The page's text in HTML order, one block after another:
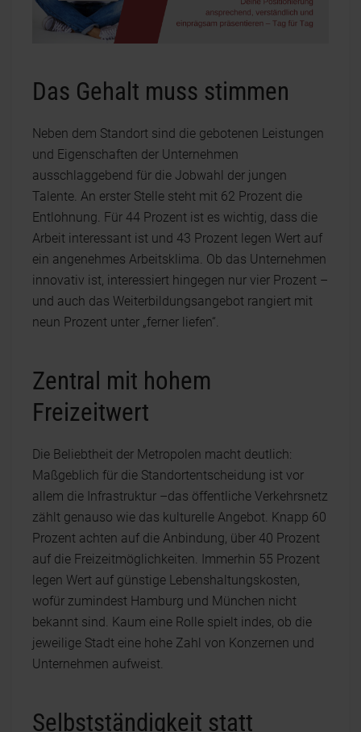
Das Gehalt muss stimmen
Neben dem Standort sind die gebotenen Leistungen
und Eigenschaften der Unternehmen
ausschlaggebend für die Jobwahl der jungen
Talente. An erster Stelle steht mit 62 Prozent die
Entlohnung. Für 44 Prozent ist es wichtig, dass die
Arbeit interessant ist und 43 Prozent legen Wert auf
ein angenehmes Arbeitsklima. Ob das Unternehmen
innovativ ist, interessiert hingegen nur vier Prozent –
und auch das Weiterbildungsangebot rangiert mit
neun Prozent unter „ferner liefen“.
Zentral mit hohem
Freizeitwert
Die Beliebtheit der Metropolen macht deutlich:
Maßgeblich für die Standortentscheidung ist vor
allem die Infrastruktur –das öffentliche Verkehrsnetz
zählt genauso wie das kulturelle Angebot. Knapp 60
Prozent achten auf die Anbindung, über 40 Prozent
auf die Freizeitmöglichkeiten. Immerhin 55 Prozent
legen Wert auf günstige Lebenshaltungskosten,
wofür zumindest Hamburg und München nicht
bekannt sind. Kaum eine Rolle spielt indes, ob die
jeweilige Stadt eine hohe Zahl von Konzernen und
Unternehmen aufweist.
Selbstständigkeit statt